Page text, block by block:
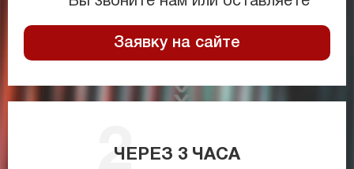
Заявку на сайте
ЧЕРЕЗ 3 ЧАСА